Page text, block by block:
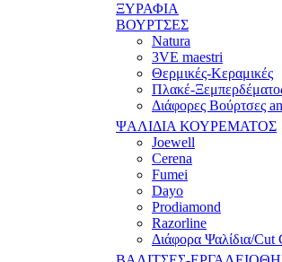
ΞΥΡΑΦΙΑ
ΒΟΥΡΤΣΕΣ
Natura
3VE maestri
Θερμικές-Κεραμικές
Πλακέ-
Διάφορες Βούρτσες
ΨΑΛΙΔΙΑ ΚΟΥΡΕΜΑΤΟΣ
Joewell
Cerena
Fumei
Dayo
Prodiamond
Razorline
Διάφορα Ψαλίδια/Cut